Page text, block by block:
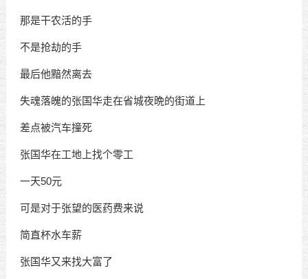
那是干农活的手
不是抢劫的手
最后他黯然离去
失魂落魄的张国华走在省城夜晩的街道上
差点被汽车撞死
张国华在工地上找个零工
一天50元
可是对于张望的医药费来说
简直杯水车薪
张国华又来找大富了